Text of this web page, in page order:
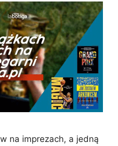
na imprezach, a jedną